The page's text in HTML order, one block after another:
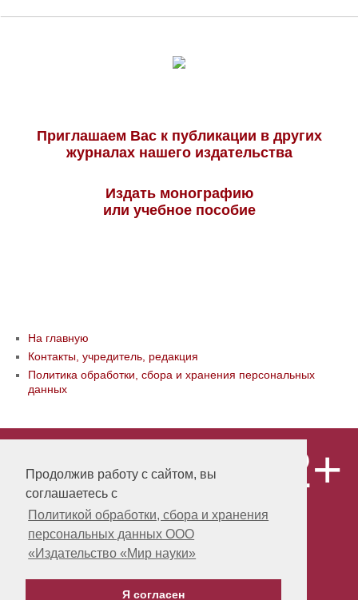
Продолжив работу с сайтом, вы
соглашаетесь с
Политикой обработки, сбора и хранения
персональных данных ООО
«Издательство «Мир науки»
Я согласен
Приглашаем Вас к публикации в других
журналах нашего издательства
Издать монографию
или учебное пособие
На главную
Контакты, учредитель, редакция
Политика обработки, сбора и хранения персональных
данных
«Publishing company «World of science»,
LLC Материалы, размещенные на сайте,
охраняются Законом о защите авторских
прав. Публикация любых материалов
этого сайта запрещена без
предварительного согласования с
издательством. Авторские права на
публикации принадлежат их авторам.
Разработка и поддержка сайта -
12+